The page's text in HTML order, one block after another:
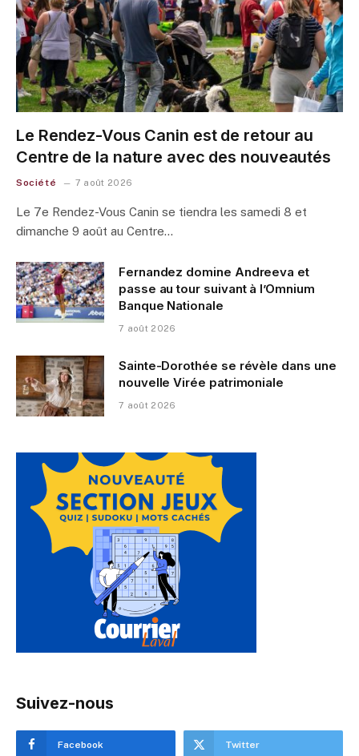
Le Rendez-Vous Canin est de retour au
Centre de la nature avec des nouveautés
Société 7 août 2026
Le 7e Rendez-Vous Canin se tiendra les samedi 8 et
dimanche 9 août au Centre…
Fernandez domine Andreeva et
passe au tour suivant à l’Omnium
Banque Nationale
7 août 2026
Sainte-Dorothée se révèle dans une
nouvelle Virée patrimoniale
7 août 2026
Suivez-nous
Facebook Twitter